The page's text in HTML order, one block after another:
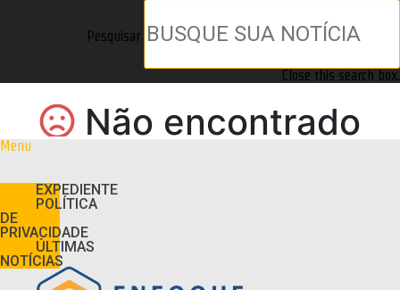
Pesquisar
Close this search box.
Menu
EXPEDIENTE
POLÍTICA
DE
PRIVACIDADE
ÚLTIMAS
NOTÍCIAS